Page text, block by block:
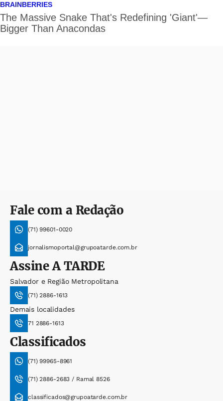
Fale com a Redação
(71) 99601-0020
jornalismoportal@grupoatarde.com.br
AssineA TARDE
Salvador e Região Metropolitana
(71) 2886-1613
Demais localidades
71 2886-1613
Classificados
(71) 99965-8961
(71) 2886-2683 / Ramal 8526
classificados@grupoatarde.com.br